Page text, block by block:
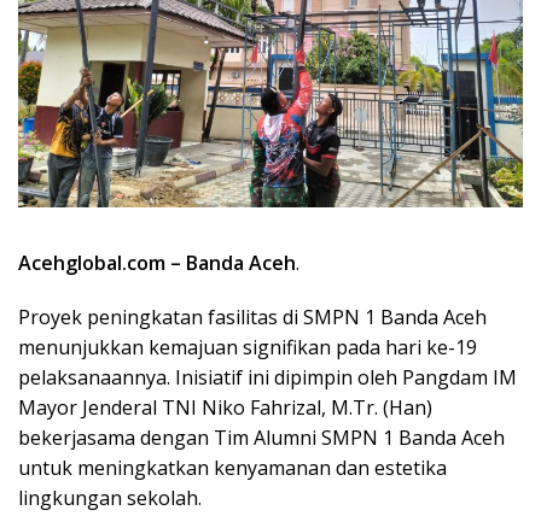
Acehglobal.com – Banda Aceh.
Proyek peningkatan fasilitas di SMPN 1 Banda Aceh
menunjukkan kemajuan signifikan pada hari ke-19
pelaksanaannya. Inisiatif ini dipimpin oleh Pangdam IM
Mayor Jenderal TNI Niko Fahrizal, M.Tr. (Han)
bekerjasama dengan Tim Alumni SMPN 1 Banda Aceh
untuk meningkatkan kenyamanan dan estetika
lingkungan sekolah.